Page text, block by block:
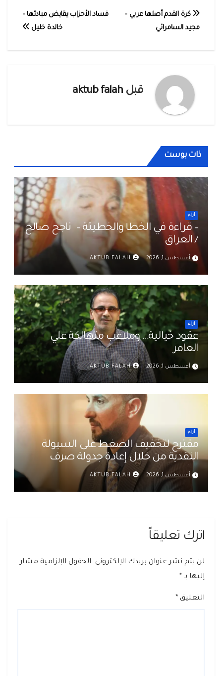
تصفّح
‏فساد الأحزاب يقايض مبادئها –
خالدة خليل
كرة القدم أصلها عربي –
مجيد السامرائي
قبلaktub falah
ذات بوست
أراء
– قراءة في الخطأ والخطيئة – ناجح صالح
/ العراق
أغسطس 1, 2026 AKTUB FALAH
أراء
عقود خيالية… وملاعب متهالكة علي
العامر
أغسطس 1, 2026 AKTUB FALAH
أراء
مقترح لتخفيف الضغط على السيولة
النقدية من خلال إعادة جدولة صرف
رواتب الموظفين في العراق د. عمر حميد
أغسطس 1, 2026 AKTUB FALAH
اترك تعليقاً
لن يتم نشر عنوان بريدك الإلكتروني. الحقول الإلزامية مشار
إليها بـ *
التعليق *